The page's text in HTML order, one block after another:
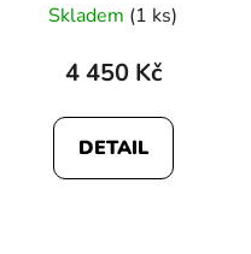
Skladem (1 ks)
4 450 Kč
DETAIL